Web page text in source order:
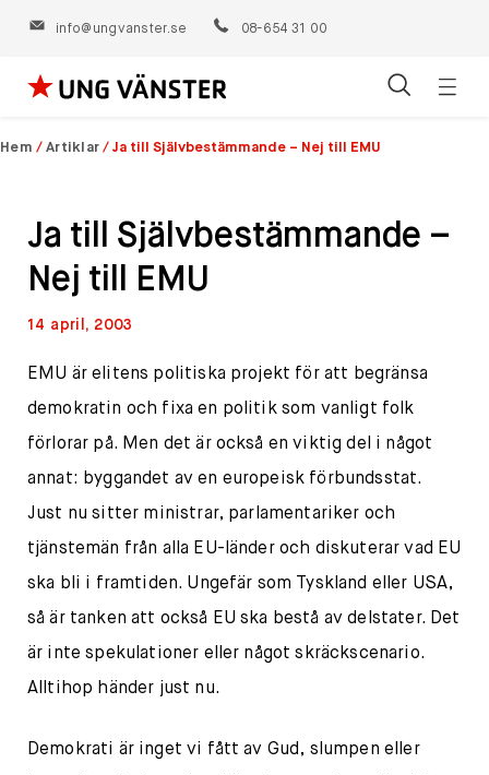
info@ungvanster.se 08-654 31 00
Hoppa
till
Hem / Artiklar /Ja till Självbestämmande – Nej till EMU
Ja till Självbestämmande –
Nej till EMU
14 april, 2003
EMU är elitens politiska projekt för att begränsa
demokratin och fixa en politik som vanligt folk
förlorar på. Men det är också en viktig del i något
annat: byggandet av en europeisk förbundsstat.
Just nu sitter ministrar, parlamentariker och
tjänstemän från alla EU-länder och diskuterar vad EU
ska bli i framtiden. Ungefär som Tyskland eller USA,
så är tanken att också EU ska bestå av delstater. Det
är inte spekulationer eller något skräckscenario.
Alltihop händer just nu.
Demokrati är inget vi fått av Gud, slumpen eller